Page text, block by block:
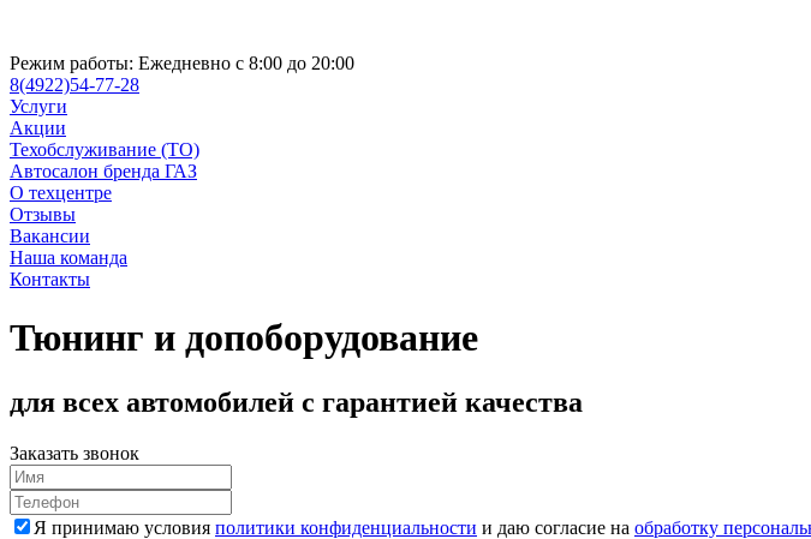
Режим работы: Ежедневно с 8:00 до 20:00
8(4922)54-77-28
Услуги
Акции
Техобслуживание (ТО)
Автосалон бренда ГАЗ
О техцентре
Отзывы
Вакансии
Наша команда
Контакты
Тюнинг и допоборудование
для всех автомобилей с гарантией качества
Заказать звонок
Я принимаю условия политики конфиденциальности и даю согласие на обработку